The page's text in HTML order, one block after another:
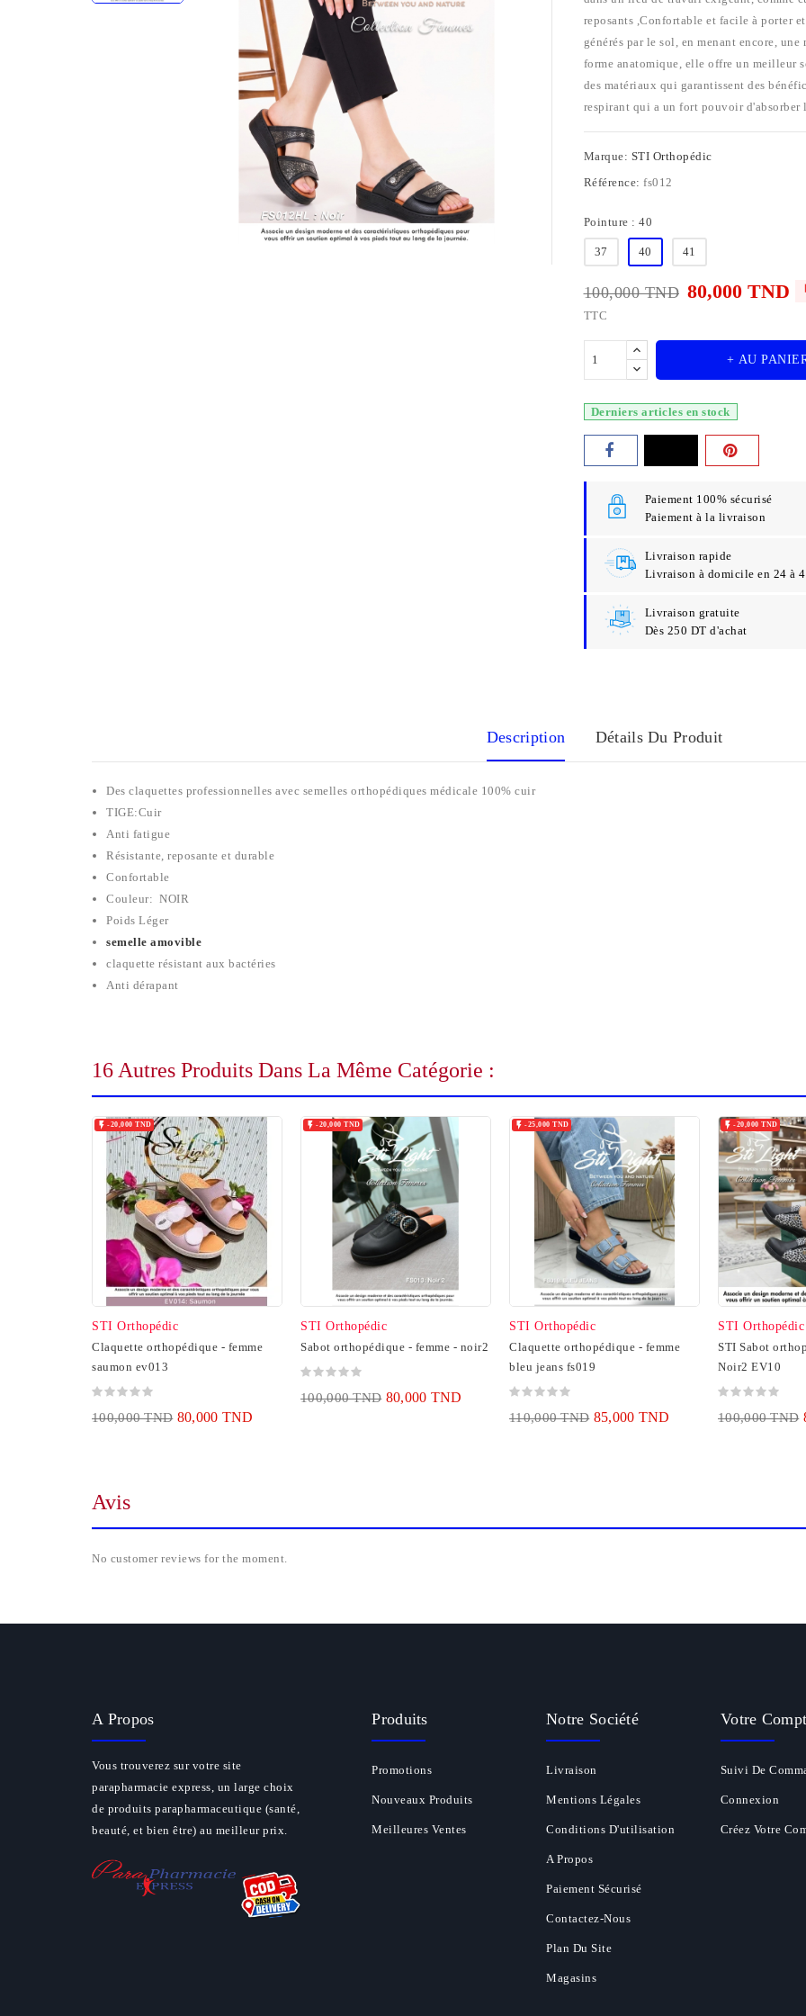
reposants ,Confortable et facile à porter
générés par le sol, en menant encore,
forme anatomique, elle offre un meilleur
des matériaux qui garantissent des
respirant qui a un fort pouvoir d'absorber
Marque: STI Orthopédic
Référence: fs012
Pointure : 40
37 40 41
100,000 TND 80,000 TND
TTC
+ AU
Derniers articles en stock
Paiement 100% sécurisé
Paiement à la livraison
Livraison rapide
Livraison à domicile en 24 à
Livraison gratuite
Dès 250 DT d'achat
Description Détails Du Produit
Des claquettes professionnelles avec semelles orthopédiques médicale 100% cuir
TIGE:Cuir
Anti fatigue
Résistante, reposante et durable
Confortable
Couleur: NOIR
Poids Léger
semelle amovible
claquette résistant aux bactéries
Anti dérapant
16 Autres Produits Dans La Même Catégorie :
-20,000 TND
STI Orthopédic
Claquette orthopédique - femme
saumon ev013
100,000 TND 80,000 TND
-20,000 TND
STI Orthopédic
Sabot orthopédique - femme - noir2
100,000 TND 80,000 TND
-25,000 TND
STI Orthopédic
Claquette orthopédique - femme
bleu jeans fs019
110,000 TND 85,000 TND
-20,000 TND
STI Orthopédic
STI Sabot
Noir2 EV10
100,000 TND
Avis
No customer reviews for the moment.
A Propos
Vous trouverez sur votre site
parapharmacie express, un large choix
de produits parapharmaceutique (santé,
beauté, et bien être) au meilleur prix.
Produits
Promotions
Nouveaux Produits
Meilleures Ventes
Notre Société
Livraison
Mentions Légales
Conditions D'utilisation
A Propos
Paiement Sécurisé
Contactez-Nous
Plan Du Site
Magasins
Votre
Suivi De
Connexion
Créez Votre